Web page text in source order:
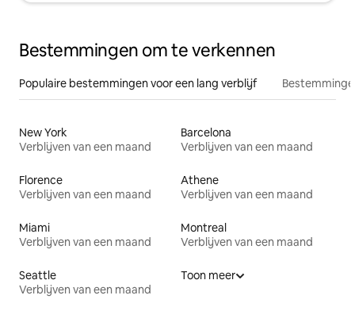
Bestemmingen om te verkennen
Populaire bestemmingen voor een lang verblijf
New York
Verblijven van een maand
Barcelona
Verblijven van een maand
Florence
Verblijven van een maand
Athene
Verblijven van een maand
Miami
Verblijven van een maand
Montreal
Verblijven van een maand
Seattle
Verblijven van een maand
Toon meer